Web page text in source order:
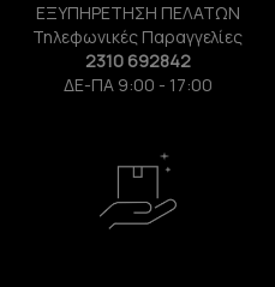
ΕΞΥΠΗΡΕΤΗΣΗ ΠΕΛΑΤΩΝ
Τηλεφωνικές Παραγγελίες
2310 692842
ΔΕ-ΠΑ 9:00 - 17:00